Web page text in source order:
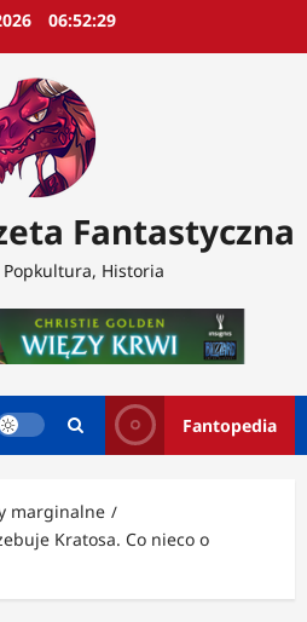
06:52:31
Fantastyczna
Popkultura, Historia
Fantopedia
marginalne
Kratosa. Co nieco o